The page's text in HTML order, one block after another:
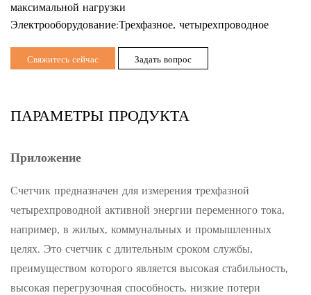
максимальной нагрузки
Электрооборудование:Трехфазное, четырехпроводное
Свяжитесь сейчас Задать вопрос
ПАРАМЕТРЫ ПРОДУКТА
Приложение
Счетчик предназначен для измерения трехфазной
четырехпроводной активной энергии переменного тока,
например, в жилых, коммунальных и промышленных
целях. Это счетчик с длительным сроком службы,
преимуществом которого является высокая стабильность,
высокая перегрузочная способность, низкие потери